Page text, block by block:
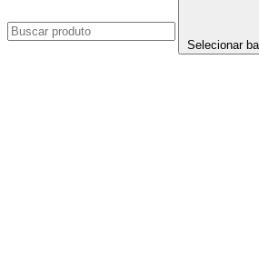
Selecionar